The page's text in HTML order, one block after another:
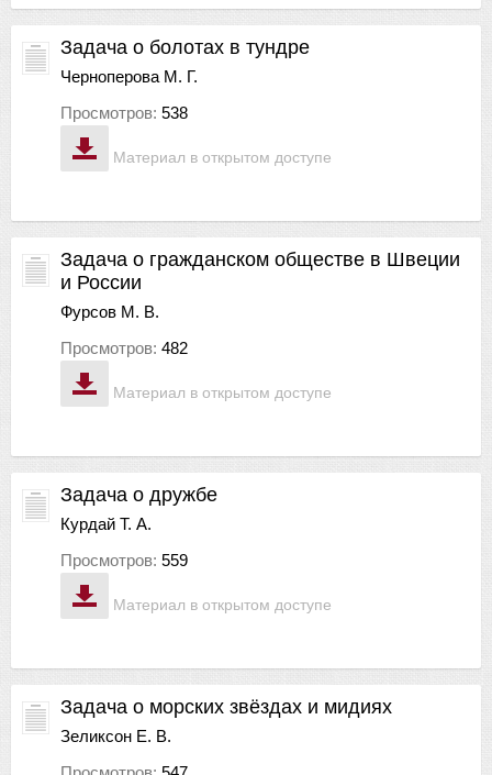
Материал в открытом доступе
Задача о болотах в тундре
Черноперова М. Г.
Просмотров: 538
Материал в открытом доступе
Задача о гражданском обществе в Швеции
и России
Фурсов М. В.
Просмотров: 482
Материал в открытом доступе
Задача о дружбе
Курдай Т. А.
Просмотров: 559
Задача о морских звёздах и мидиях
Зеликсон Е. В.